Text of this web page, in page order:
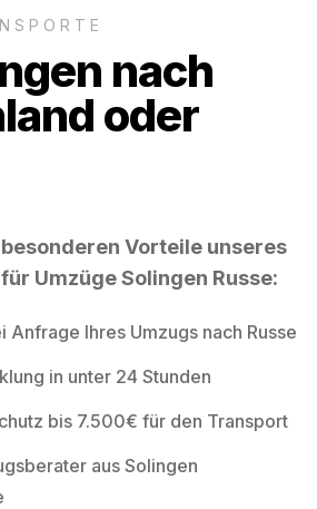
nach
oder
Vorteile unseres
Umzüge Solingen Russe:
Anfrage Ihres Umzugs nach Russe
in unter 24 Stunden
bis 7.500€ für den Transport
aus Solingen